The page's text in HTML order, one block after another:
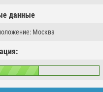
данные
Москва